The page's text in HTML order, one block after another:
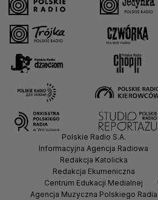
Polskie Radio S.A.
Informacyjna Agencja Radiowa
Redakcja Katolicka
Redakcja Ekumeniczna
Centrum Edukacji Medialnej
Agencja Muzyczna Polskiego Radia